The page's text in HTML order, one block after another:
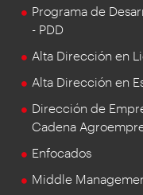
Programa de
- PDD
Alta Dirección en
Alta Dirección en
Dirección de
Cadena
Enfocados
Middle